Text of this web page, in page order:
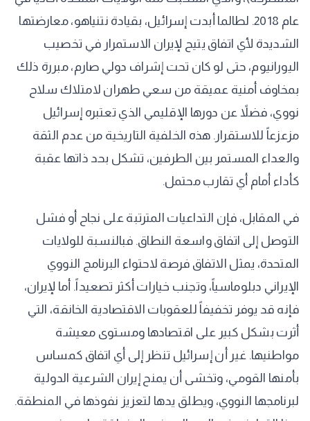
عام 2018. لطالما أبدت إسرائيل، بقيادة نتنياهو، معارضتها
الشديدة لأي اتفاق يتيح لإيران الاستمرار في تخصيب
اليورانيوم، حتى لو كان تحت إشراف دولي صارم، مبررة ذلك
بمخاوف أمنية عميقة من سعي طهران لامتلاك سلاح
نووي، فضلاً عن دورها الإقليمي الذي تعتبره إسرائيل
مزعزعاً للاستقرار. هذه الخلفية التاريخية من عدم الثقة
والعداء المستمر بين الطرفين، تشكل بحد ذاتها عقبة
كأداء أمام أي تقارب محتمل.
في المقابل، فإن التداعيات المترتبة على نجاح أو فشل
التوصل إلى اتفاق واسعة النطاق. فبالنسبة للولايات
المتحدة، يمثل الاتفاق فرصة لاحتواء البرنامج النووي
الإيراني دبلوماسياً، وتجنب خيارات أكثر تصعيداً. أما لإيران،
فإنه قد يوفر تخفيفاً للعقوبات الاقتصادية الخانقة، التي
أثرت بشكل كبير على اقتصادها ومستوى معيشة
مواطنيها. غير أن إسرائيل تنظر إلى أي اتفاق كمساس
بأمنها القومي، وتخشى أن يمنح إيران الشرعية الدولية
لبرنامجها النووي، ويطلق يدها لتعزيز نفوذها في المنطقة.